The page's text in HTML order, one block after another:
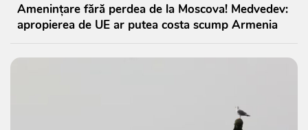
Amenințare fără perdea de la Moscova! Medvedev:
apropierea de UE ar putea costa scump Armenia